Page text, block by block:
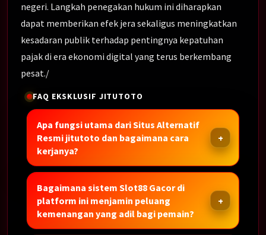
negeri. Langkah penegakan hukum ini diharapkan
dapat memberikan efek jera sekaligus meningkatkan
kesadaran publik terhadap pentingnya kepatuhan
pajak di era ekonomi digital yang terus berkembang
pesat./
FAQ EKSKLUSIF JITUTOTO
Apa fungsi utama dari Situs Alternatif
Resmi jitutoto dan bagaimana cara
kerjanya?
Bagaimana sistem Slot88 Gacor di
platform ini menjamin peluang
kemenangan yang adil bagi pemain?